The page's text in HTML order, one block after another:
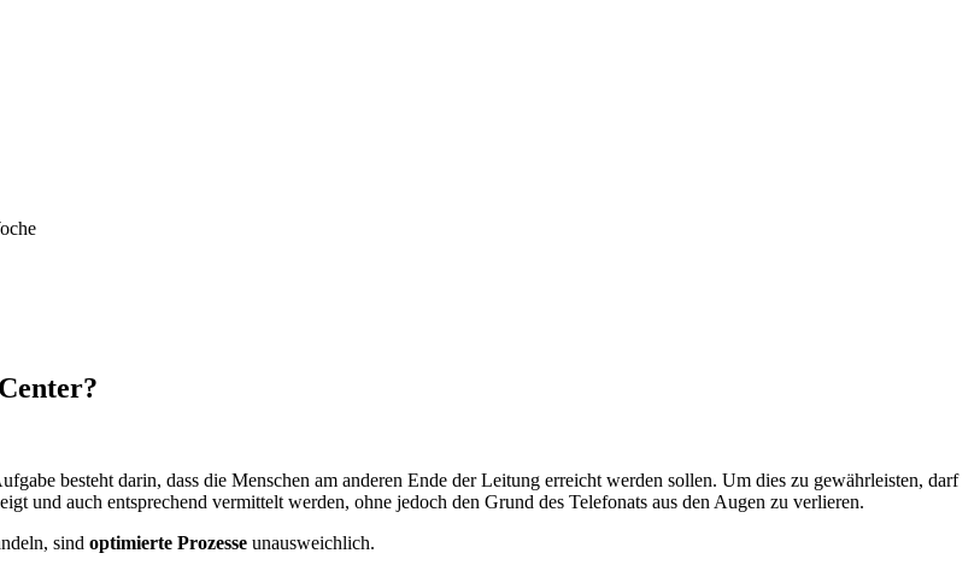
besteht darin, dass die Menschen am anderen Ende der Leitung erreicht werden sollen. Um dies zu gewährleisten, darf
und auch entsprechend vermittelt werden, ohne jedoch den Grund des Telefonats aus den Augen zu verlieren.
sind optimierte Prozesse unausweichlich.